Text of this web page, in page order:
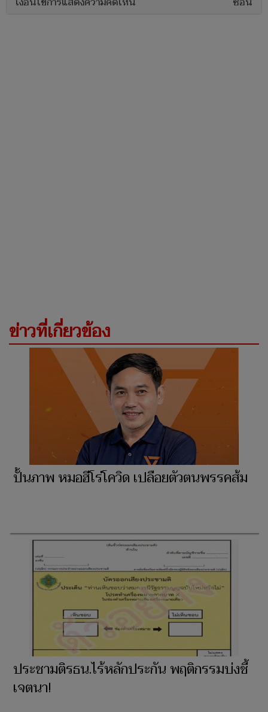
ข่าวที่เกี่ยวข้อง
ปั้นภาพ หมอฮีโร่โควิด เปลือยตัวตนพรรคส้ม
ประชามติรธน.ไร้หลักประกัน พฤติกรรมบ่งชี้
เจตนา!